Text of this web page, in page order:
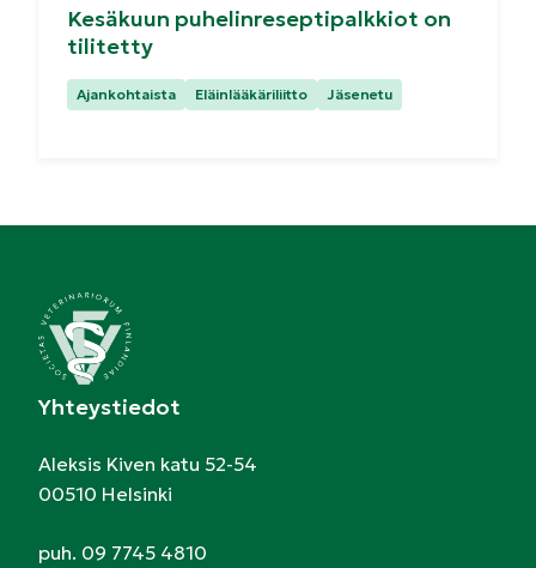
Kesäkuun puhelinreseptipalkkiot on
tilitetty
Kategoriat:
Ajankohtaista Eläinlääkäriliitto Jäsenetu
Yhteystiedot
Aleksis Kiven katu 52-54
00510 Helsinki
puh. 09 7745 4810